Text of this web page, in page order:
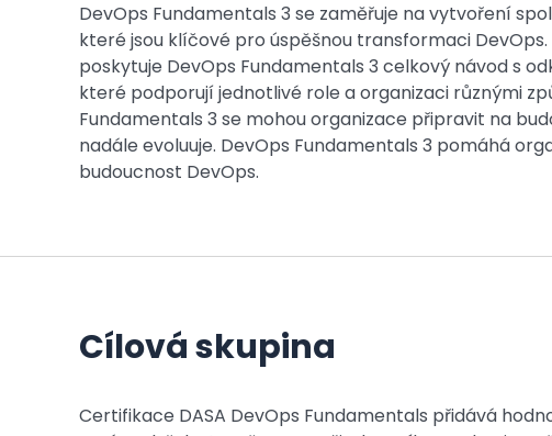
DevOps Fundamentals 3 se zaměřuje na vytvoření
které jsou klíčové pro úspěšnou transformaci
poskytuje DevOps Fundamentals 3 celkový návod s
které podporují jednotlivé role a organizaci různými
Fundamentals 3 se mohou organizace připravit na
nadále evoluuje. DevOps Fundamentals 3 pomáhá
budoucnost DevOps.
Cílová skupina
Certifikace DASA DevOps Fundamentals přidává